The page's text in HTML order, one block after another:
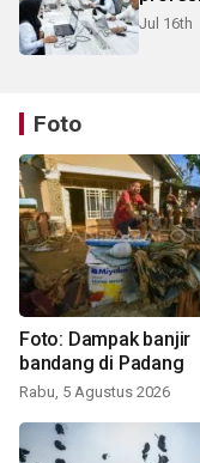
Jul 16th
Foto
Foto: Dampak banjir
bandang di Padang
Rabu, 5 Agustus 2026